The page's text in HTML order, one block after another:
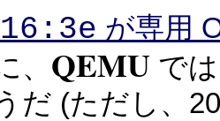
が専用
、 QEMU で
だ (ただし、